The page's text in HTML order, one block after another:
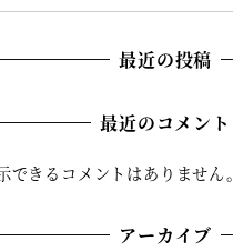
最近の投稿
最近のコメント
できるコメントはありません。
アーカイブ